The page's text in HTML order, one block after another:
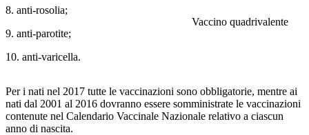
8. anti-rosolia;
9. anti-parotite;
10. anti-varicella.
Vaccino quadrivalente
Per i nati nel 2017 tutte le vaccinazioni sono obbligatorie, mentre ai
nati dal 2001 al 2016 dovranno essere somministrate le vaccinazioni
contenute nel Calendario Vaccinale Nazionale relativo a ciascun
anno di nascita.